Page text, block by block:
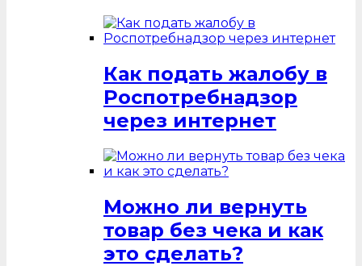
Как подать жалобу в
Роспотребнадзор
через интернет
Можно ли вернуть
товар без чека и как
это сделать?